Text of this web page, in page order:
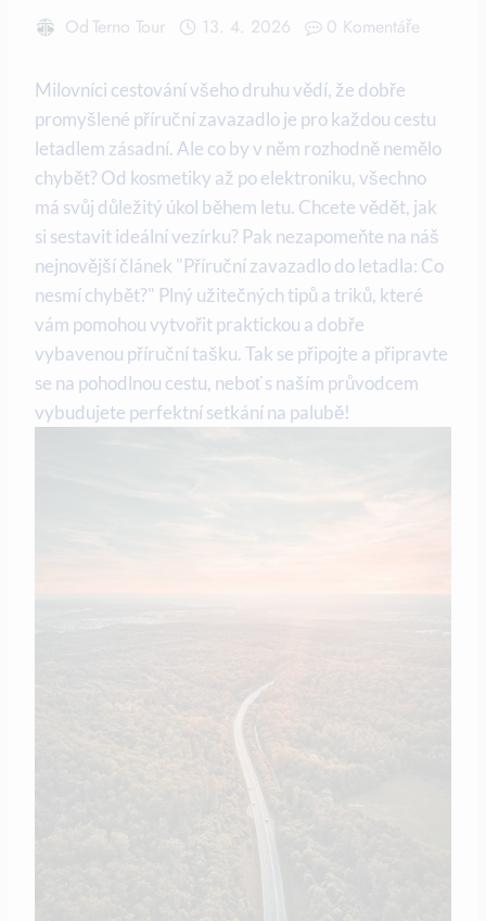
OdTerno Tour 13. 4. 2026 0 Komentáře
Milovníci cestování všeho druhu vědí, že dobře
promyšlené příruční zavazadlo je pro každou cestu
letadlem zásadní. Ale co by v něm rozhodně nemělo
chybět? Od kosmetiky až po elektroniku, všechno
má svůj důležitý úkol během letu. Chcete vědět, jak
si sestavit ideální vezírku? Pak nezapomeňte na náš
nejnovější článek "Příruční zavazadlo do letadla: Co
nesmí chybět?" Plný užitečných tipů a triků, které
vám pomohou vytvořit praktickou a dobře
vybavenou příruční tašku. Tak se připojte a připravte
se na pohodlnou cestu, neboť s naším průvodcem
vybudujete perfektní setkání na palubě!